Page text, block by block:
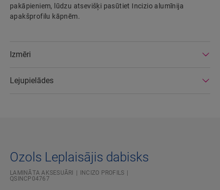
pakāpieniem, lūdzu atsevišķi pasūtiet Incizio alumīnija
apakšprofilu kāpnēm.
Izmēri
Lejupielādes
Ozols Leplaisājis dabisks
LAMINĀTA AKSESUĀRI
INCIZO PROFILS
QSINCP04767